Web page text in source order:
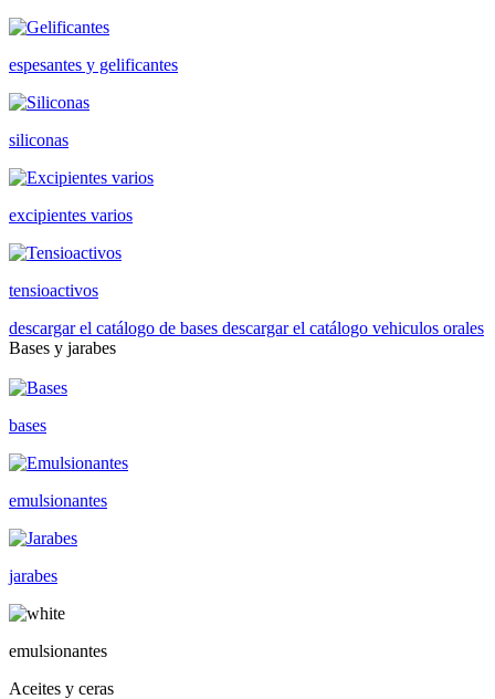
espesantes y gelificantes
siliconas
excipientes varios
tensioactivos
descargar el catálogo de bases descargar el catálogo vehiculos orales
Bases y jarabes
bases
emulsionantes
jarabes
emulsionantes
Aceites y ceras